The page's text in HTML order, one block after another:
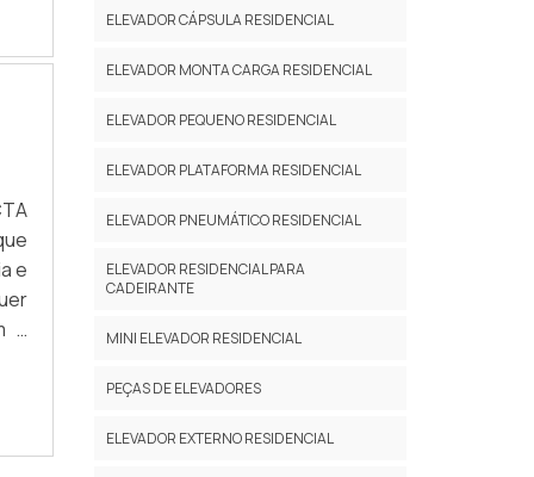
e
o
é
e
e
a
ELEVADOR CÁPSULA RESIDENCIAL
ELEVADOR MONTA CARGA RESIDENCIAL
ELEVADOR PEQUENO RESIDENCIAL
ELEVADOR PLATAFORMA RESIDENCIAL
ELEVADOR PNEUMÁTICO RESIDENCIAL
ELEVADOR RESIDENCIAL PARA
CADEIRANTE
MINI ELEVADOR RESIDENCIAL
PEÇAS DE ELEVADORES
ELEVADOR EXTERNO RESIDENCIAL